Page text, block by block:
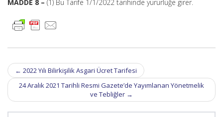
MADDE 8 – (1) Bu Tarife 1/1/2022 tarihinde yürürlüğe girer.
Post
navigation
← 2022 Yılı Bilirkişilik Asgari Ücret Tarifesi
24 Aralık 2021 Tarihli Resmi Gazete’de Yayımlanan Yönetmelik
ve Tebliğler →